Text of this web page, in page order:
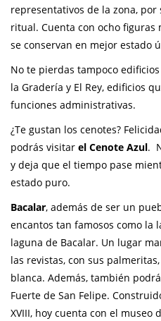
representativos de la zona,
ritual. Cuenta con ocho figuras
se conservan en mejor estado
No te pierdas tampoco
la Gradería y El Rey, edificios
funciones administrativas.
¿Te gustan los cenotes?
podrás visitar el Cenote Azul.
y deja que el tiempo pase
estado puro.
Bacalar, además de ser un
encantos tan famosos como la
laguna de Bacalar. Un lugar
las revistas, con sus
blanca. Además, también
Fuerte de San Felipe.
XVIII, hoy cuenta con el museo